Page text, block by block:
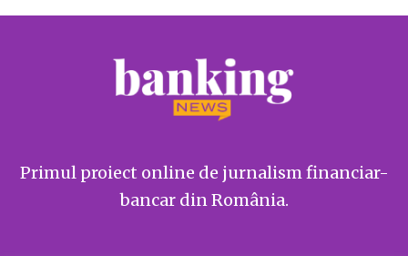
Primul proiect online de jurnalism financiar-
bancar din România.